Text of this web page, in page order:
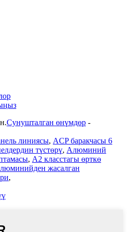
Сунушталган өнүмдөр -
линиясы, ACP баракчасы 6
түстөрү, Алюминий
, A2 класстагы өрткө
жасалган
,